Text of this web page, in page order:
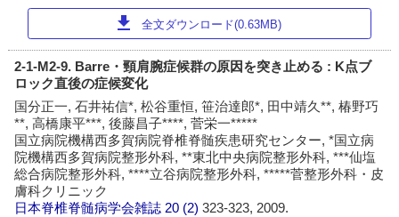
download 全文ダウンロード(0.63MB)
2-1-M2-9. Barre・頸肩腕症候群の原因を突き止める : K点ブ
ロック直後の症候変化
国分正一, 石井祐信*, 松谷重恒, 笹治達郎*, 田中靖久**, 椿野巧
**, 高橋康平***, 後藤昌子****, 菅栄一*****
国立病院機構西多賀病院脊椎脊髄疾患研究センター, *国立病
院機構西多賀病院整形外科, **東北中央病院整形外科, ***仙塩
総合病院整形外科, ****立谷病院整形外科, *****菅整形外科・皮
膚科クリニック
日本脊椎脊髄病学会雑誌 20 (2)323-323, 2009.